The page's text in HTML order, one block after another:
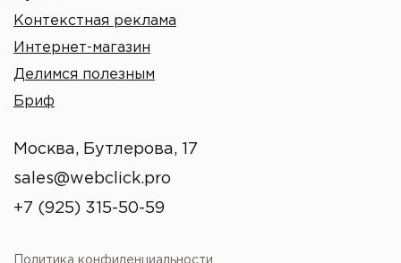
Контекстная реклама
Интернет-магазин
Делимся полезным
Бриф
Москва, Бутлерова, 17
sales@webclick.pro
+7 (925) 315-50-59
Политика конфиденциальности